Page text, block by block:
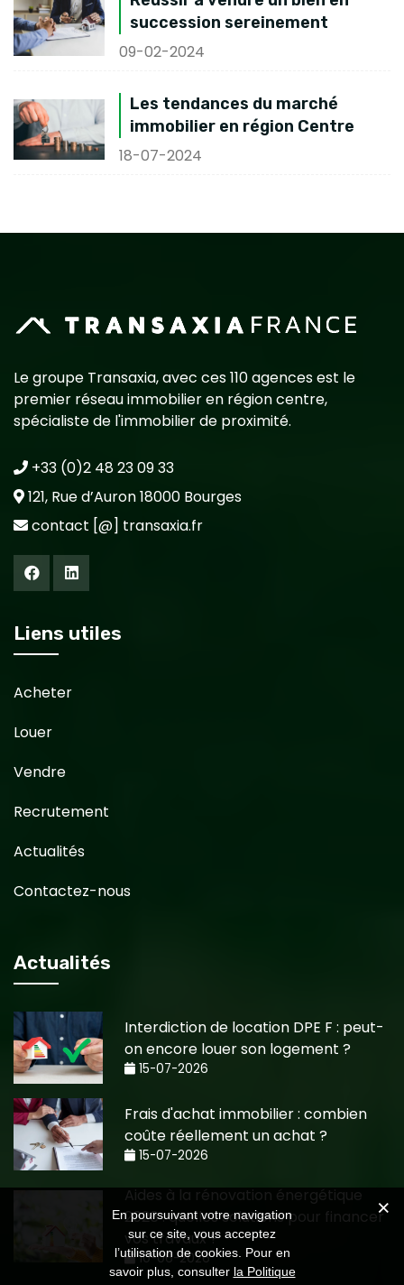
succession sereinement
09-02-2024
Les tendances du marché
immobilier en région Centre
18-07-2024
Le groupe Transaxia, avec ces 110 agences est le
premier réseau immobilier en région centre,
spécialiste de l'immobilier de proximité.
+33 (0)2 48 23 09 33
121, Rue d’Auron 18000 Bourges
contact [@] transaxia.fr
Liens utiles
Acheter
Louer
Vendre
Recrutement
Actualités
Contactez-nous
Actualités
Interdiction de location DPE F : peut-
on encore louer son logement ?
15-07-2026
Frais d'achat immobilier : combien
coûte réellement un achat ?
15-07-2026
Aides à la rénovation énergétique
2026 : quelles solutions pour financer
vos travaux ?
10-06-2026
En poursuivant votre navigation
sur ce site, vous acceptez
l’utilisation de cookies. Pour en
savoir plus, consulter la Politique